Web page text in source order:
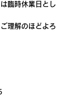
臨時休業日とし
理解のほどよろ